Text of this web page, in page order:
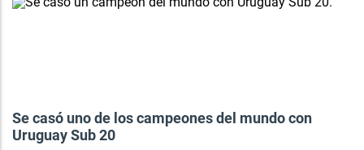
Se casó uno de los campeones del mundo con
Uruguay Sub 20